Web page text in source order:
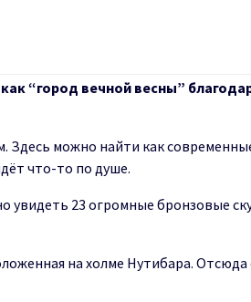
“город вечной весны”
можно найти как
что-то по душе.
23 огромные бронзовые
на холме Нутибара.